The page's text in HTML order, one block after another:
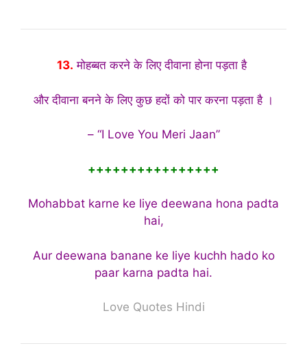
13. मोहब्बत करने के लिए दीवाना होना पड़ता है
और दीवाना बनने के लिए कुछ हदों को पार करना पड़ता है ।
– “I Love You Meri Jaan”
++++++++++++++++
Mohabbat karne ke liye deewana hona padta
hai,
Aur deewana banane ke liye kuchh hado ko
paar karna padta hai.
Love Quotes Hindi